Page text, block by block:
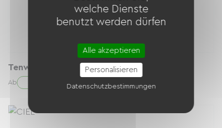
Tenways Cargo One
Ab 50.00 € / Tag
welche Dienste
benutzt werden dürfen
Alle akzeptieren
Personalisieren
Datenschutzbestimmungen